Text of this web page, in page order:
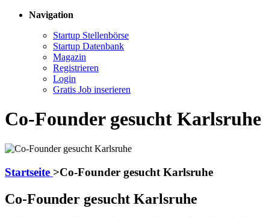
Navigation
Startup Stellenbörse
Startup Datenbank
Magazin
Registrieren
Login
Gratis Job inserieren
Co-Founder gesucht
Startseite >Co-Founder gesucht Karlsruhe
Co-Founder gesucht Karlsruhe